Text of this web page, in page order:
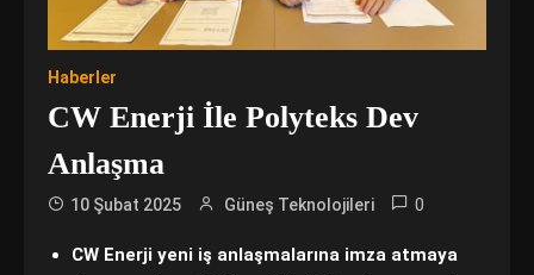
Haberler
CW Enerji İle Polyteks Dev
Anlaşma
10 Şubat 2025 Güneş Teknolojileri 0
CW Enerji yeni iş anlaşmalarına imza atmaya